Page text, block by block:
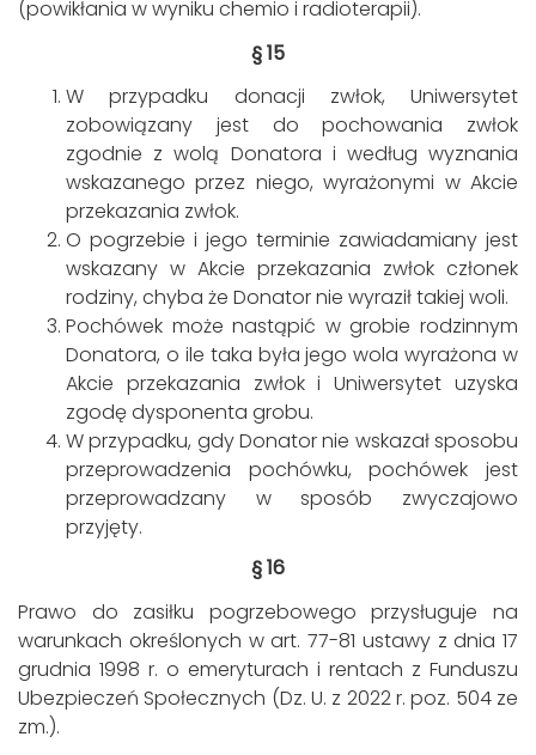
(powikłania w wyniku chemio i radioterapii).
§ 15
W przypadku donacji zwłok, Uniwersytet
zobowiązany jest do pochowania zwłok
zgodnie z wolą Donatora i według wyznania
wskazanego przez niego, wyrażonymi w Akcie
przekazania zwłok.
O pogrzebie i jego terminie zawiadamiany jest
wskazany w Akcie przekazania zwłok członek
rodziny, chyba że Donator nie wyraził takiej woli.
Pochówek może nastąpić w grobie rodzinnym
Donatora, o ile taka była jego wola wyrażona w
Akcie przekazania zwłok i Uniwersytet uzyska
zgodę dysponenta grobu.
W przypadku, gdy Donator nie wskazał sposobu
przeprowadzenia pochówku, pochówek jest
przeprowadzany w sposób zwyczajowo
przyjęty.
§ 16
Prawo do zasiłku pogrzebowego przysługuje na
warunkach określonych w art. 77-81 ustawy z dnia 17
grudnia 1998 r. o emeryturach i rentach z Funduszu
Ubezpieczeń Społecznych (Dz. U. z 2022 r. poz. 504 ze
zm.).